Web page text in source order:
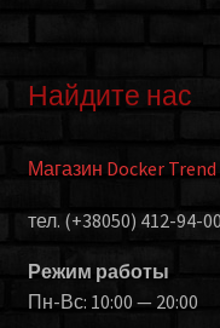
Найдите нас
Магазин Docker
тел. (+38050) 412-94-
Режим работы
Пн-Вс: 10:00 — 20:00